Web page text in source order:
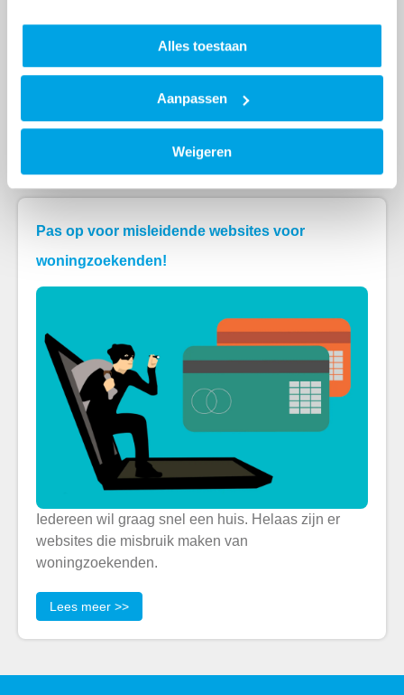
Alles toestaan
Aanpassen
Weigeren
Woning Groningen huurt
Pas op voor misleidende websites voor
woningzoekenden!
Iedereen wil graag snel een huis. Helaas zijn er
websites die misbruik maken van
woningzoekenden.
Lees meer >>